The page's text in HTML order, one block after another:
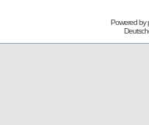
Powered by